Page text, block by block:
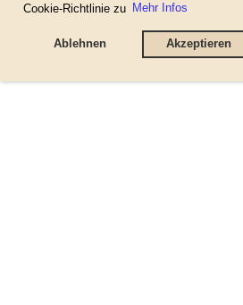
Cookie-Richtlinie zu Mehr Infos
Ablehnen Akzeptieren